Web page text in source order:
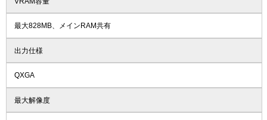
最大828MB、メインRAM共有
出力仕様
QXGA
最大解像度